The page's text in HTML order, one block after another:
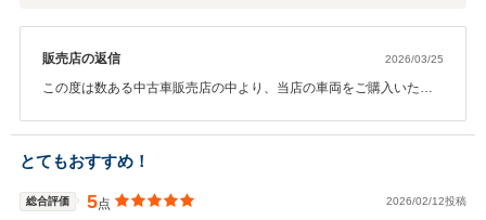
販売店の返信 2026/03/25
この度は数ある中古車販売店の中より、当店の車両をご購入いただ
は、何よりの励みです！ 今後もご期待にお応えできるよう努めてま
いりますので、お車のことで何かございましたら、 いつでもお気軽
にご相談ください。 また、津島市はもちろんのこと、名古屋市、あ
とてもおすすめ！
総合評価 5点 2026/02/12投稿